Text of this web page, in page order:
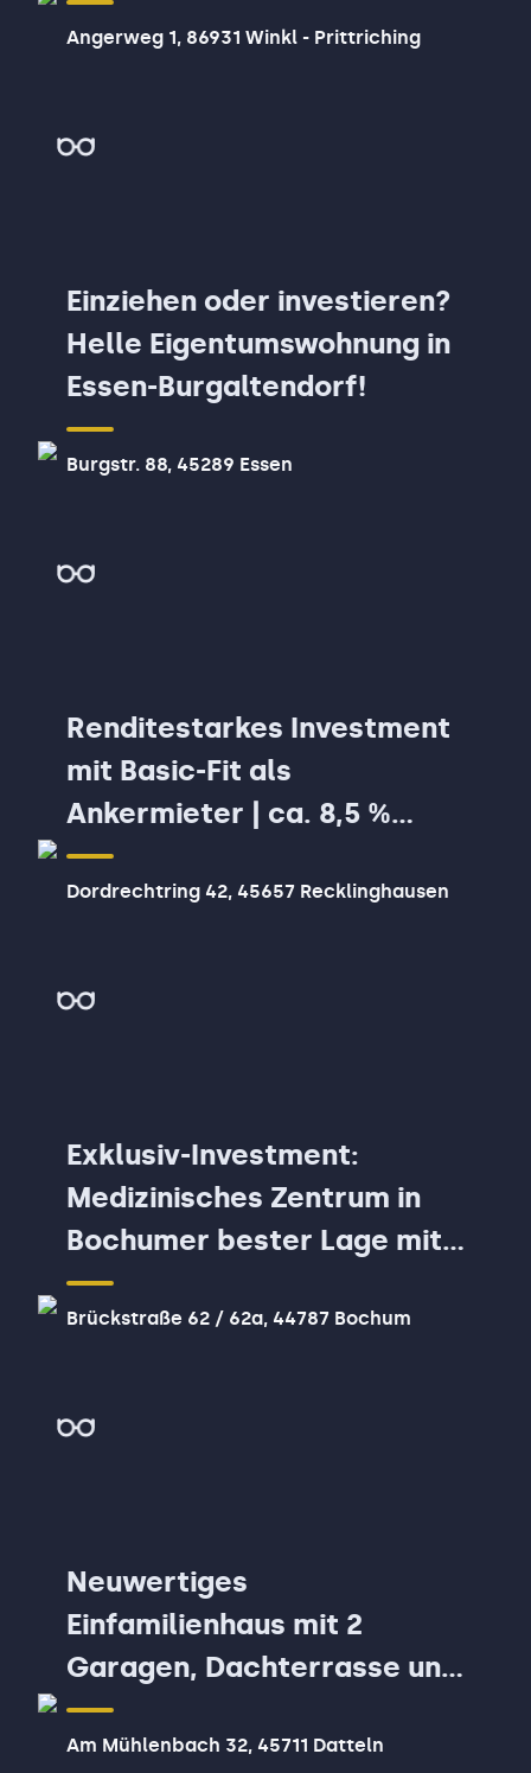
Doppelgarage
Angerweg 1, 86931 Winkl - Prittriching
Einziehen oder investieren?
Helle Eigentumswohnung in
Essen-Burgaltendorf!
Burgstr. 88, 45289 Essen
Renditestarkes Investment
mit Basic-Fit als
Ankermieter | ca. 8,5 %
Rendite | langfristiger
Miete
Dordrechtring 42, 45657 Recklinghausen
Exklusiv-Investment:
Medizinisches Zentrum in
Bochumer bester Lage mit
6,5% Rendite
Brückstraße 62 / 62a, 44787 Bochum
Neuwertiges
Einfamilienhaus mit 2
Garagen, Dachterrasse und
Wärmepumpe in Toplage
von Datteln
Am Mühlenbach 32, 45711 Datteln